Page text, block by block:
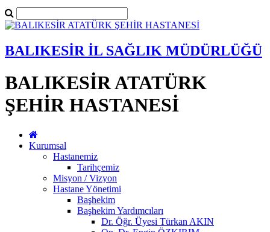
BALIKESİR İL SAĞLIK MÜDÜRLÜĞÜ
BALIKESİR ATATÜRK
ŞEHİR HASTANESİ
Kurumsal
Hastanemiz
Tarihçemiz
Misyon / Vizyon
Hastane Yönetimi
Başhekim
Başhekim Yardımcıları
Dr. Öğr. Üyesi Türkan AKIN